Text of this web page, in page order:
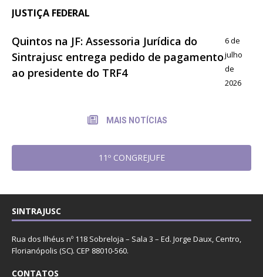
JUSTIÇA FEDERAL
Quintos na JF: Assessoria Jurídica do
Sintrajusc entrega pedido de pagamento
ao presidente do TRF4
6 de
julho
de
2026
MAIS NOTÍCIAS
11º CONGREJUFE
SINTRAJUSC
Rua dos Ilhéus nº 118 Sobreloja – Sala 3 – Ed. Jorge Daux, Centro,
Florianópolis (SC). CEP 88010-560.
CONTATOS